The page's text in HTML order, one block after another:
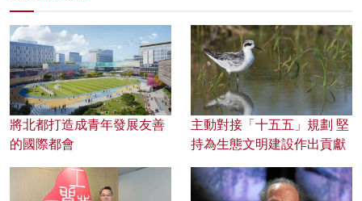
將北都打造成青年發展友善
的國際都會
主動對接「十五五」規劃 堅
持為生態文明建設作出貢獻